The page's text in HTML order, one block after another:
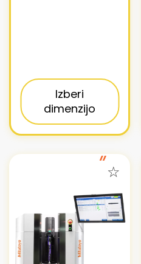
Izberi
dimenzijo